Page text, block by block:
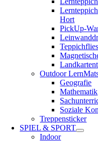
Hort
PickUp-
Outdoor
Geografie
Mathematik
Soziale
Treppensticker
SPIEL & SPORT
Indoor